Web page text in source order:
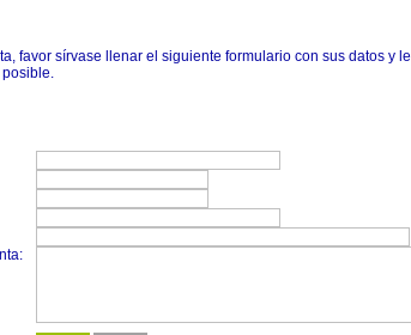
favor sírvase llenar el siguiente formulario con sus datos y le